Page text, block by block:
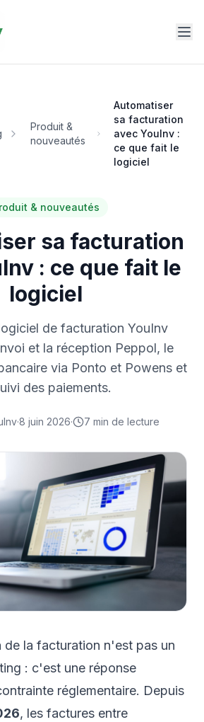
Produit &
nouveautés
Automatiser
sa facturation
avec YouInv :
ce que fait le
logiciel
& nouveautés
sa facturation
: ce que fait le
logiciel
de facturation YouInv
et la réception Peppol, le
via Ponto et Powens et
des paiements.
·8 juin 2026· 7 min de lecture
de la facturation n'est pas un
: c'est une réponse
réglementaire. Depuis
, les factures entre